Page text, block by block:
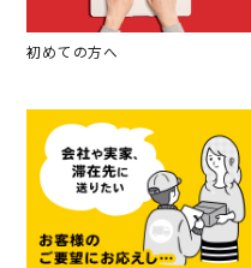
初めての方へ